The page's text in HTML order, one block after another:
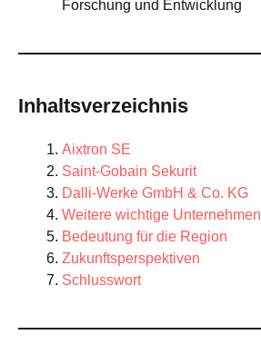
Forschung und Entwicklung
Inhaltsverzeichnis
Aixtron SE
Saint-Gobain Sekurit
Dalli-Werke GmbH & Co. KG
Weitere wichtige Unternehmen
Bedeutung für die Region
Zukunftsperspektiven
Schlusswort